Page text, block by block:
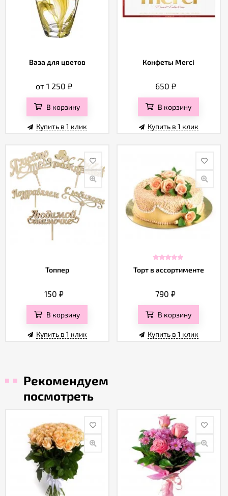
Ваза для цветов
от 1 250₽
В корзину
Купить в 1 клик
Конфеты Merci
650 ₽
В корзину
Купить в 1 клик
Топпер
150₽
В корзину
Купить в 1 клик
Торт в ассортименте
790₽
В корзину
Купить в 1 клик
Рекомендуем
посмотреть